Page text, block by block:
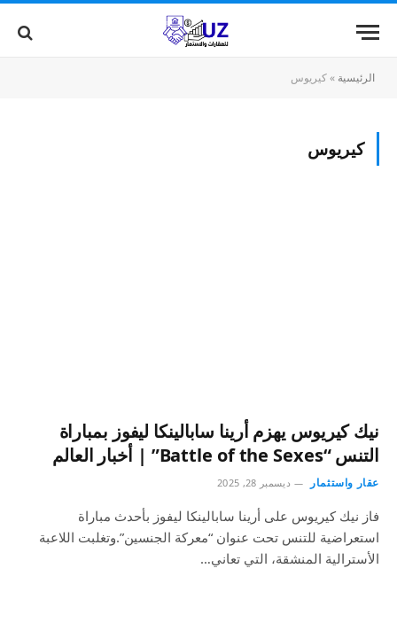
الرئيسية »كيريوس
كيريوس
نيك كيريوس يهزم أرينا سابالينكا ليفوز بمباراة
التنس “Battle of the Sexes” | أخبار العالم
عقار واستثمار ديسمبر 28, 2025
فاز نيك كيريوس على أرينا سابالينكا ليفوز بأحدث مباراة
استعراضية للتنس تحت عنوان “معركة الجنسين”.وتغلبت اللاعبة
الأسترالية المنشقة، التي تعاني…